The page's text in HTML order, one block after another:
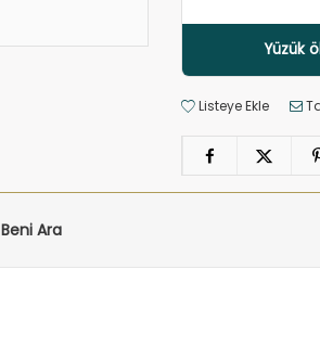
Yüzük
Listeye Ekle
Beni Ara